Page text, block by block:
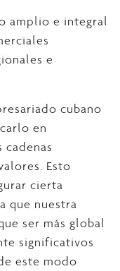
amplio e integral
e
cubano
en
Esto
cierta
que nuestra
ser más global
significativos
este modo